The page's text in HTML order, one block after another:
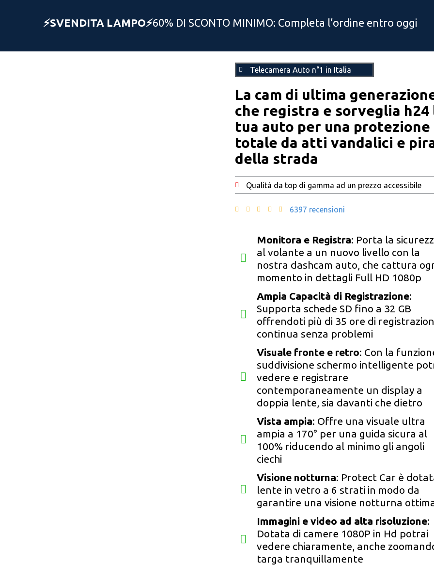
⚡️SVENDITA LAMPO⚡️60% DI SCONTO MINIMO: Completa l’ordine entro oggi
Telecamera Auto n°1 in Italia
La cam di ultima
che registra e sorveglia h24
tua auto per una protezione
totale da atti vandalici e
della strada
Qualità da top di gamma ad un prezzo accessibile
6397 recensioni
Monitora e Registra: Porta la
al volante a un nuovo livello con la
nostra dashcam auto, che cattura
momento in dettagli Full HD 1080p
Ampia Capacità di Registrazione:
Supporta schede SD fino a 32 GB
offrendoti più di 35 ore di
continua senza problemi
Visuale fronte e retro: Con la
suddivisione schermo intelligente
vedere e registrare
contemporaneamente un display a
doppia lente, sia davanti che dietro
Vista ampia: Offre una visuale ultra
ampia a 170° per una guida sicura al
100% riducendo al minimo gli angoli
ciechi
Visione notturna: Protect Car è
lente in vetro a 6 strati in modo da
garantire una visione notturna
Immagini e video ad alta risoluzione:
Dotata di camere 1080P in Hd potrai
vedere chiaramente, anche
targa tranquillamente